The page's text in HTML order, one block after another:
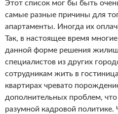
Этот список мог бы быть
самые разные причины для
апартаменты. Иногда их
Так, в настоящее время
данной форме решения
специалистов из других
сотрудникам жить в
квартирах чревато
дополнительных проблем,
разумной кадровой политике.